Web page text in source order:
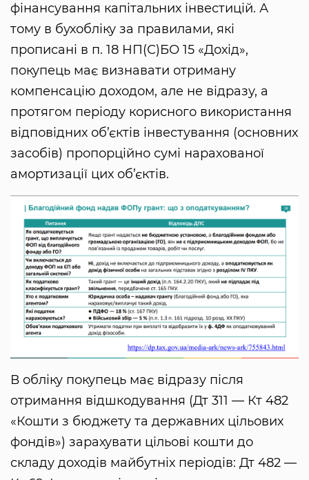
фінансування капітальних інвестицій. А
тому в бухобліку за правилами, які
прописані в п. 18 НП(С)БО 15 «Дохід»,
покупець має визнавати отриману
компенсацію доходом, але не відразу, а
протягом періоду корисного використання
відповідних об’єктів інвестування (основних
засобів) пропорційно сумі нарахованої
амортизації цих об’єктів.
В обліку покупець має відразу після
отримання відшкодування (Дт 311 — Кт 482
«Кошти з бюджету та державних цільових
фондів») зарахувати цільові кошти до
складу доходів майбутніх періодів: Дт 482 —